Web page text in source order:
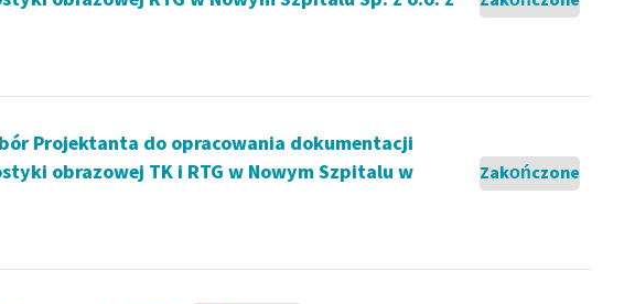
Projektanta do opracowania dokumentacji
obrazowej TK i RTG w Nowym Szpitalu w
Zakończone